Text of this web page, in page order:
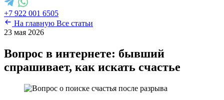
+7 922 001 6505
На главную Все статьи
23 мая 2026
Вопрос в интернете: бывший
спрашивает, как искать счастье